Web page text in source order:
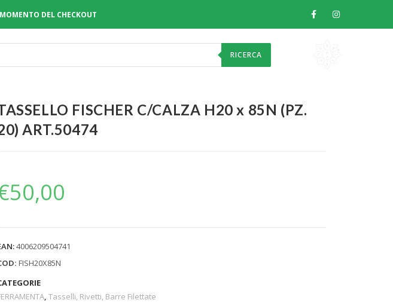
DEL CHECKOUT
RICERCA
FISCHER C/CALZA H20 x 85N (PZ.
ART.50474
50,00
4006209504741
FISH20X85N
, Tasselli, Rivetti, Barre Filettate